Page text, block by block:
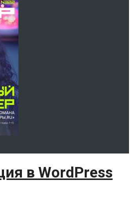
в WordPress